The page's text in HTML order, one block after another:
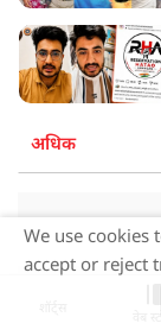
अधिक
वेब
We use cookies
accept or reject